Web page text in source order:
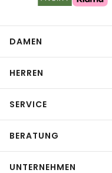
DAMEN
HERREN
SERVICE
BERATUNG
UNTERNEHMEN